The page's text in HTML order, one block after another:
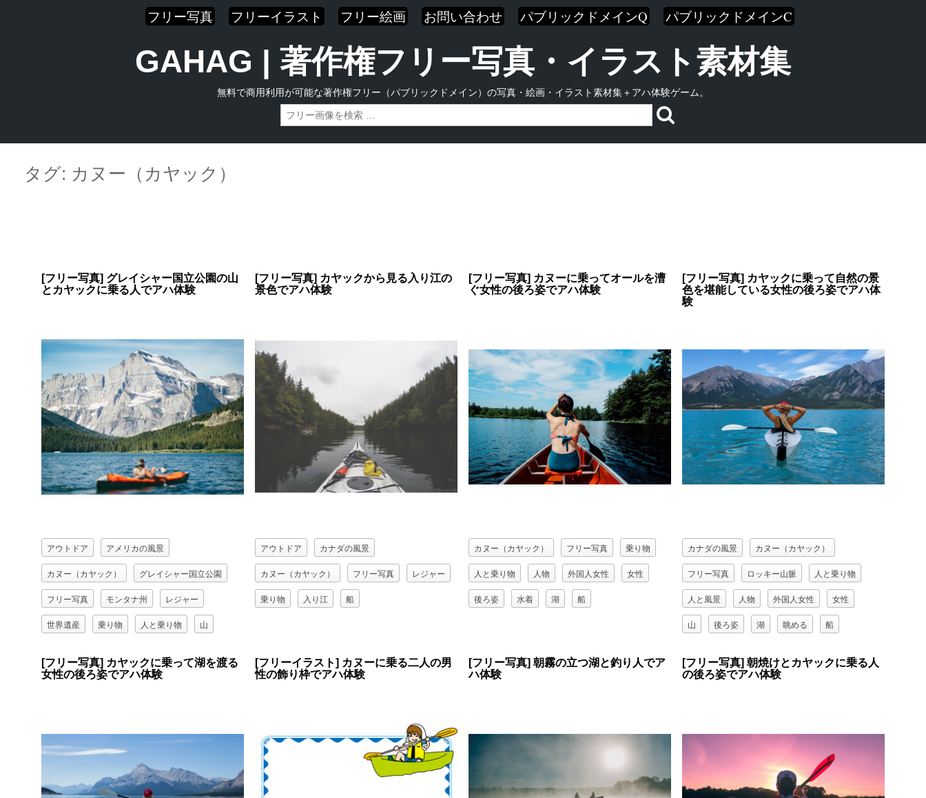
フリー写真 フリーイラスト フリー絵画 お問い合わせ パブリックドメインQ パブリックドメインC
GAHAG | 著作権フリー写真・イラスト素材集
無料で商用利用が可能な著作権フリー（パブリックドメイン）の写真・絵画・イラスト素材集＋アハ体験ゲーム。
contentタグ: カヌー（カヤック）
[フリー写真] グレイシャー国立公園の山
とカヤックに乗る人でアハ体験
アウトドア アメリカの風景
カヌー（カヤック） グレイシャー国立公園
フリー写真 モンタナ州 レジャー
世界遺産 乗り物 人と乗り物 山
[フリー写真] カヤックから見る入り江の
景色でアハ体験
アウトドア カナダの風景
カヌー（カヤック） フリー写真 レジャー
乗り物 入り江 船
[フリー写真] カヌーに乗ってオールを漕
ぐ女性の後ろ姿でアハ体験
カヌー（カヤック） フリー写真 乗り物
人と乗り物 人物 外国人女性 女性
後ろ姿 水着 湖 船
[フリー写真] カヤックに乗って自然の景
色を堪能している女性の後ろ姿でアハ体
験
カナダの風景 カヌー（カヤック）
フリー写真 ロッキー山脈 人と乗り物
人と風景 人物 外国人女性 女性
山 後ろ姿 湖 眺める 船
[フリー写真] カヤックに乗って湖を渡る
女性の後ろ姿でアハ体験
[フリーイラスト] カヌーに乗る二人の男
性の飾り枠でアハ体験
[フリー写真] 朝霧の立つ湖と釣り人でア
ハ体験
[フリー写真] 朝焼けとカヤックに乗る人
の後ろ姿でアハ体験